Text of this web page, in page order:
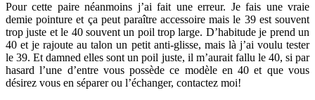
Pour cette paire néanmoins j’ai fait une erreur. Je fais une vraie
demie pointure et ça peut paraître accessoire mais le 39 est souvent
trop juste et le 40 souvent un poil trop large. D’habitude je prend un
40 et je rajoute au talon un petit anti-glisse, mais là j’ai voulu tester
le 39. Et damned elles sont un poil juste, il m’aurait fallu le 40, si par
hasard l’une d’entre vous possède ce modèle en 40 et que vous
désirez vous en séparer ou l’échanger, contactez moi!